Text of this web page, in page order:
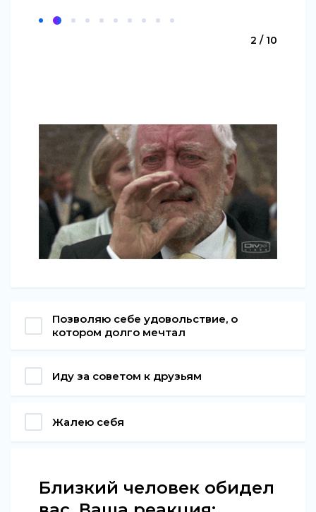
2 / 10
Позволяю себе удовольствие, о
котором долго мечтал
Иду за советом к друзьям
Жалею себя
Близкий человек обидел